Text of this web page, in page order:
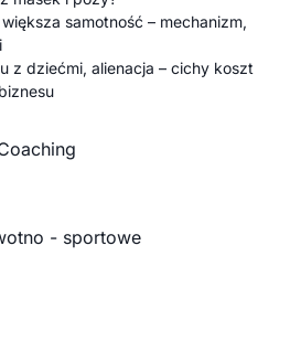
samotność – mechanizm,
z dziećmi, alienacja – cichy koszt
- sportowe